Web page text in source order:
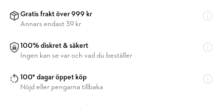
Gratis frakt över 999 kr
Annars endast 39 kr
100% diskret & säkert
Ingen kan se var och vad du beställer
100* dagar öppet köp
Nöjd eller pengarna tillbaka